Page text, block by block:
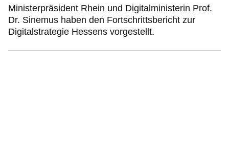
Ministerpräsident Rhein und Digitalministerin Prof.
Dr. Sinemus haben den Fortschrittsbericht zur
Digitalstrategie Hessens vorgestellt.